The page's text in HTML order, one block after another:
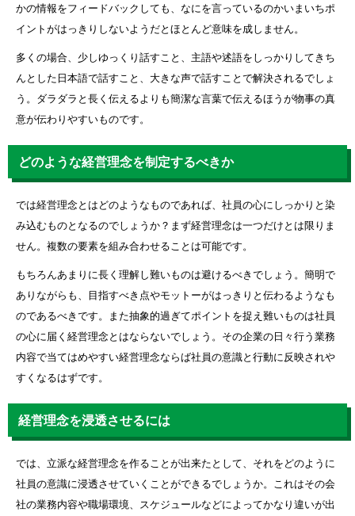
かの情報をフィードバックしても、なにを言っているのかいまいちポ
イントがはっきりしないようだとほとんど意味を成しません。
多くの場合、少しゆっくり話すこと、主語や述語をしっかりしてきち
んとした日本語で話すこと、大きな声で話すことで解決されるでしょ
う。ダラダラと長く伝えるよりも簡潔な言葉で伝えるほうが物事の真
意が伝わりやすいものです。
どのような経営理念を制定するべきか
では経営理念とはどのようなものであれば、社員の心にしっかりと染
み込むものとなるのでしょうか？まず経営理念は一つだけとは限りま
せん。複数の要素を組み合わせることは可能です。
もちろんあまりに長く理解し難いものは避けるべきでしょう。簡明で
ありながらも、目指すべき点やモットーがはっきりと伝わるようなも
のであるべきです。また抽象的過ぎてポイントを捉え難いものは社員
の心に届く経営理念とはならないでしょう。その企業の日々行う業務
内容で当てはめやすい経営理念ならば社員の意識と行動に反映されや
すくなるはずです。
経営理念を浸透させるには
では、立派な経営理念を作ることが出来たとして、それをどのように
社員の意識に浸透させていくことができるでしょうか。これはその会
社の業務内容や職場環境、スケジュールなどによってかなり違いが出